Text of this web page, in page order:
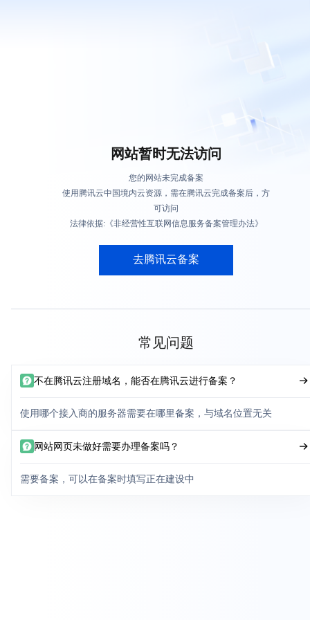
网站暂时无法访问
您的网站未完成备案
使用腾讯云中国境内云资源，需在腾讯云完成备案后，方
可访问
法律依据:《非经营性互联网信息服务备案管理办法》
去腾讯云备案
常见问题
不在腾讯云注册域名，能否在腾讯云进行备案？
使用哪个接入商的服务器需要在哪里备案，与域名位置无关
网站网页未做好需要办理备案吗？
需要备案，可以在备案时填写正在建设中